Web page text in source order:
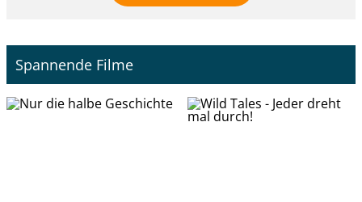
Spannende Filme